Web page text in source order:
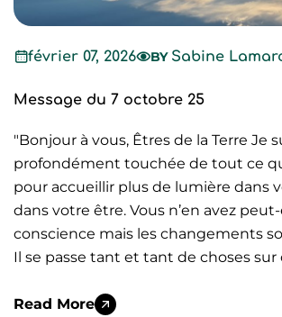
février 07, 2026 BY Sabine
Message du 7 octobre 25
"Bonjour à vous, Êtres de la Terre Je
profondément touchée de tout ce
pour accueillir plus de lumière dans
dans votre être. Vous n’en avez
conscience mais les changements
Il se passe tant et tant de choses
Read More